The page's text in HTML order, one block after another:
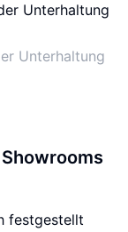
Unterhaltung
festgestellt